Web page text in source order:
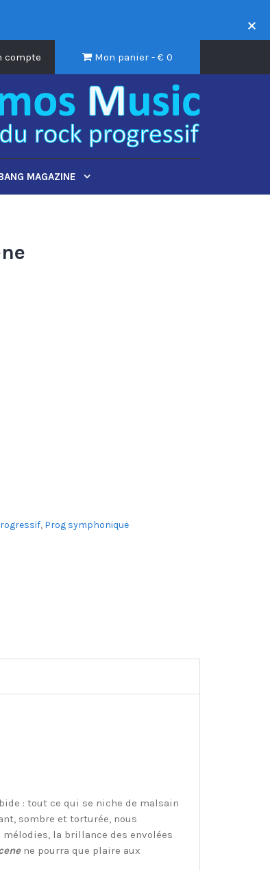
Mon panier - € 0
compte
MAGAZINE
, Prog symphonique
: tout ce qui se niche de malsain
sombre et torturée, nous
la brillance des envolées
ne pourra que plaire aux